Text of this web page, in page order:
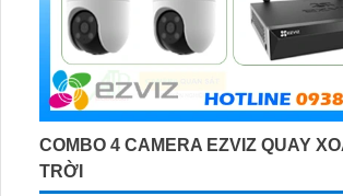
COMBO 4 CAMERA EZVIZ QUAY
TRỜI